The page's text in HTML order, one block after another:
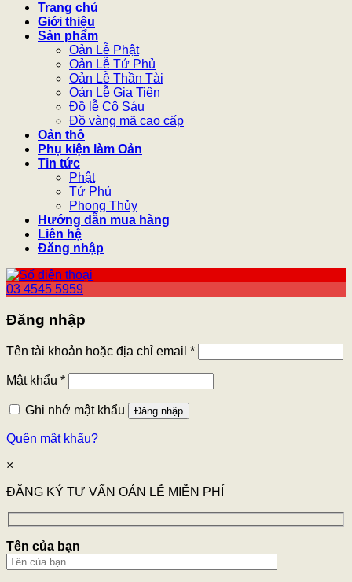
Trang chủ
Giới thiệu
Sản phẩm
Oản Lễ Phật
Oản Lễ Tứ Phủ
Oản Lễ Thần Tài
Oản Lễ Gia Tiên
Đồ lễ Cô Sáu
Đồ vàng mã cao cấp
Oản thô
Phụ kiện làm Oản
Tin tức
Phật
Tứ Phủ
Phong Thủy
Hướng dẫn mua hàng
Liên hệ
Đăng nhập
03 4545 5959
Đăng nhập
Tên tài khoản hoặc địa chỉ email *
Mật khẩu *
Ghi nhớ mật khẩu Đăng nhập
Quên mật khẩu?
×
ĐĂNG KÝ TƯ VẤN OẢN LỄ MIỄN PHÍ
Tên của bạn